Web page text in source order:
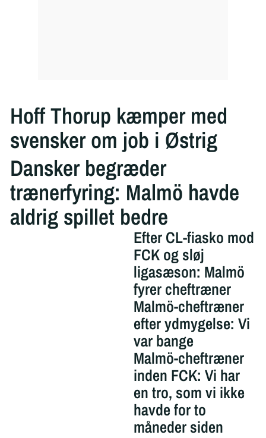
Hoff Thorup kæmper med
svensker om job i Østrig
Dansker begræder
trænerfyring: Malmö havde
aldrig spillet bedre
Efter CL-fiasko mod
FCK og sløj
ligasæson: Malmö
fyrer cheftræner
Malmö-cheftræner
efter ydmygelse: Vi
var bange
Malmö-cheftræner
inden FCK: Vi har
en tro, som vi ikke
havde for to
måneder siden